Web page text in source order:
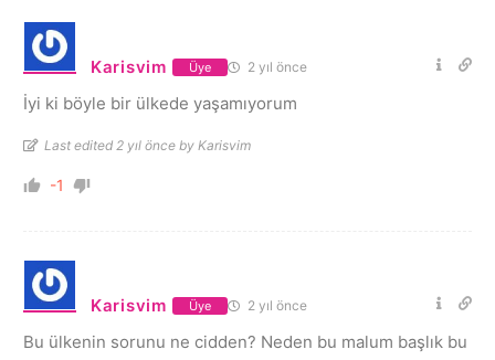
Karisvim Üye 2 yıl önce
İyi ki böyle bir ülkede yaşamıyorum
Last edited 2 yıl önce by Karisvim
-1
Karisvim Üye 2 yıl önce
Bu ülkenin sorunu ne cidden? Neden bu malum başlık bu